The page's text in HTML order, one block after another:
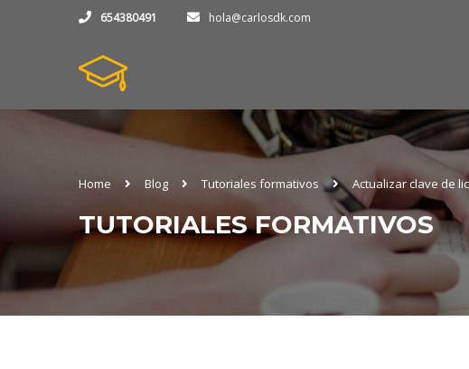
654380491 hola@carlosdk.com
Home Blog Tutoriales formativos Actualizar clave de
TUTORIALES FORMATIVOS